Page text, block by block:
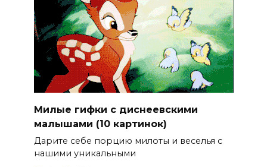
Милые гифки с диснеевскими
малышами (10 картинок)
Дарите себе порцию милоты и веселья с
нашими уникальными